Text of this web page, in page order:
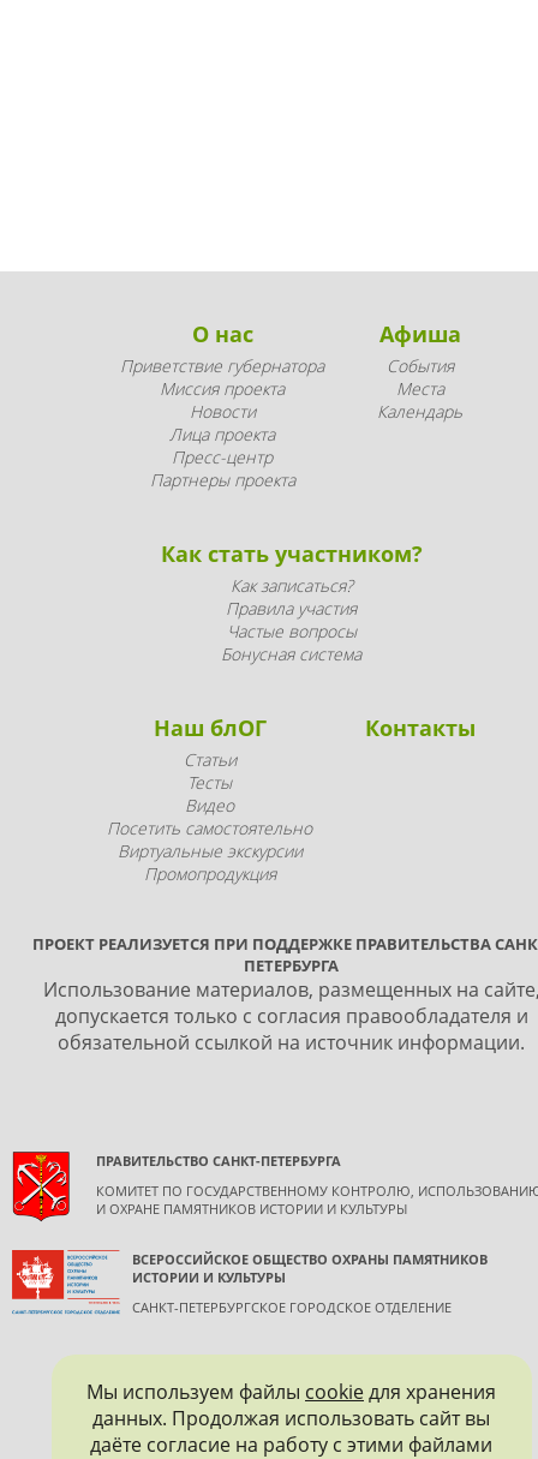
О нас
Приветствие губернатора
Миссия проекта
Новости
Лица проекта
Пресс-центр
Партнеры проекта
Афиша
События
Места
Календарь
Как стать участником?
Как записаться?
Правила участия
Частые вопросы
Бонусная система
Наш блОГ
Статьи
Тесты
Видео
Посетить самостоятельно
Виртуальные экскурсии
Промопродукция
Контакты
ПРОЕКТ РЕАЛИЗУЕТСЯ ПРИ ПОДДЕРЖКЕ ПРАВИТЕЛЬСТВА
ПЕТЕРБУРГА
Использование материалов, размещенных на
допускается только с согласия правообладателя и
обязательной ссылкой на источник информации.
ПРАВИТЕЛЬСТВО САНКТ-ПЕТЕРБУРГА
КОМИТЕТ ПО ГОСУДАРСТВЕННОМУ КОНТРОЛЮ,
И ОХРАНЕ ПАМЯТНИКОВ ИСТОРИИ И КУЛЬТУРЫ
ВСЕРОССИЙСКОЕ ОБЩЕСТВО ОХРАНЫ ПАМЯТНИКОВ
ИСТОРИИ И КУЛЬТУРЫ
САНКТ-ПЕТЕРБУРГСКОЕ ГОРОДСКОЕ ОТДЕЛЕНИЕ
Мы используем файлы cookieдля хранения
данных. Продолжая использовать сайт вы
даёте согласие на работу с этими файлами